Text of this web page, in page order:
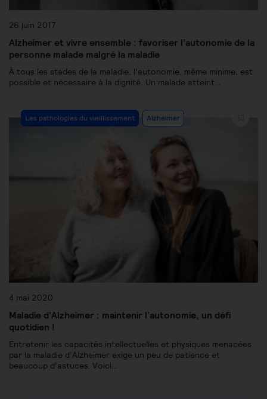
26 juin 2017
Alzheimer et vivre ensemble : favoriser l’autonomie de la
personne malade malgré la maladie
À tous les stades de la maladie, l’autonomie, même minime, est
possible et nécessaire à la dignité. Un malade atteint…
Les pathologies du vieillissement Alzheimer
4 mai 2020
Maladie d’Alzheimer : maintenir l’autonomie, un défi
quotidien !
Entretenir les capacités intellectuelles et physiques menacées
par la maladie d’Alzheimer exige un peu de patience et
beaucoup d’astuces. Voici…